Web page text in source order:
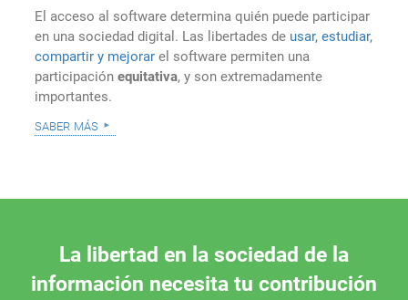
El acceso al software determina quién puede participar
en una sociedad digital. Las libertades de usar, estudiar,
compartir y mejorar el software permiten una
participaciónequitativa, y son extremadamente
importantes.
saber más
La libertad en la sociedad de la
información necesita tu contribución